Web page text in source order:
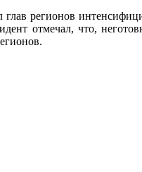
регионов
отмечал, что,